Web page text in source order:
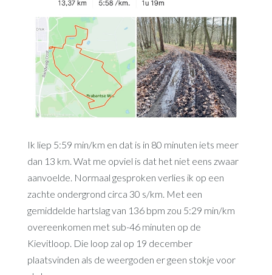
Ik liep 5:59 min/km en dat is in 80 minuten iets meer
dan 13 km. Wat me opviel is dat het niet eens zwaar
aanvoelde. Normaal gesproken verlies ik op een
zachte ondergrond circa 30 s/km. Met een
gemiddelde hartslag van 136 bpm zou 5:29 min/km
overeenkomen met sub-46 minuten op de
Kievitloop. Die loop zal op 19 december
plaatsvinden als de weergoden er geen stokje voor